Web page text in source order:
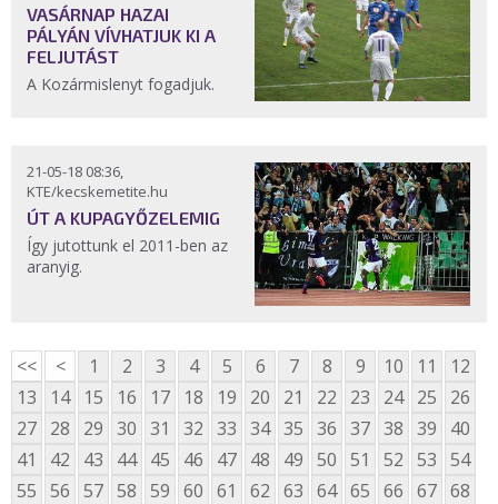
VASÁRNAP HAZAI
PÁLYÁN VÍVHATJUK KI A
FELJUTÁST
A Kozármislenyt fogadjuk.
21-05-18 08:36,
KTE/kecskemetite.hu
ÚT A KUPAGYŐZELEMIG
Így jutottunk el 2011-ben az
aranyig.
<< < 1 2 3 4 5 6 7 8 9 10 11
12
13
14 15 16 17 18 19 20 21 22 23 24 25
26
27 28 29 30 31 32 33 34 35 36 37 38 39
40
41
42 43 44 45 46 47 48 49 50 51 52 53 54
55 56 57 58 59 60 61 62 63 64 65 66 67 68